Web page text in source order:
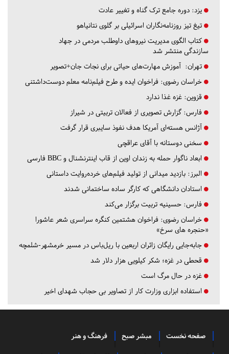
یزد: دوره جامع ترک گناه و تغییر عادت
تیغ تیز روزنامه‌نگاران اسرائیلی بر گلوی نتانیاهو
کتاب الگوی مدیریت نیروهای داوطلب مردمی در جهاد
سازندگی منتشر شد
تهران: آموزش مهارت‌های حیاتی برای نجات جان+تصویر
خراسان رضوی: فراخوان ایده و طرح فیلم‌نامه معلم دوست‌داشتنی
قزوین: غزه غذا ندارد
فارس: گزارش تصویری از فعالان تربیتی در شیراز
آژانس هسته‌ای آمریکا هدف نفوذ سایبری قرار گرفت
سخنی دوستانه با آقای عراقچی
ابعاد ناگوار حمله به زندان اوین از قاب اینترنشنال و BBC فارسی
البرز: بازدید میدانی از تولید فیلم‌های خرده‌روایت داستانی
استادان دانشگاهی که کارگر ساده ساختمانی شدند
فارس: حسینیه تربیت برگزار می‌کند
خراسان رضوی: فراخوان هشتمین کنگره سراسری شعر عاشورا
«حنجره های سرخ»
جابه‌جایی رایگان زائران اربعین با ریل‌باس در مسیر خرمشهر-شلمچه
قحطی در غزه؛ شکر کیلویی هزار دلار شد
غزه در حال مرگ است
استفاده ابزاری وزارت کار از تصاویر بی حجاب شهدای اخیر
صفحه نخست مبشر صبح فرهنگ و هنر